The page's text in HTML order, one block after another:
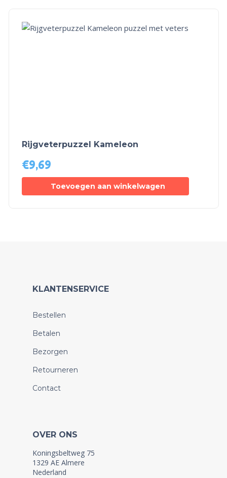
Rijgveterpuzzel Kameleon
€9,69
Toevoegen aan winkelwagen
KLANTENSERVICE
Bestellen
Betalen
Bezorgen
Retourneren
Contact
OVER ONS
Koningsbeltweg 75
1329 AE Almere
Nederland